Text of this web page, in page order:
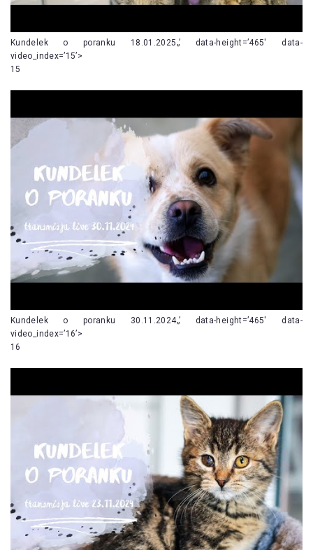
Kundelek o poranku 18.01.2025„’ data-height=’465′ data-
video_index=’15’>
15
Kundelek o poranku 30.11.2024„’ data-height=’465′ data-
video_index=’16’>
16